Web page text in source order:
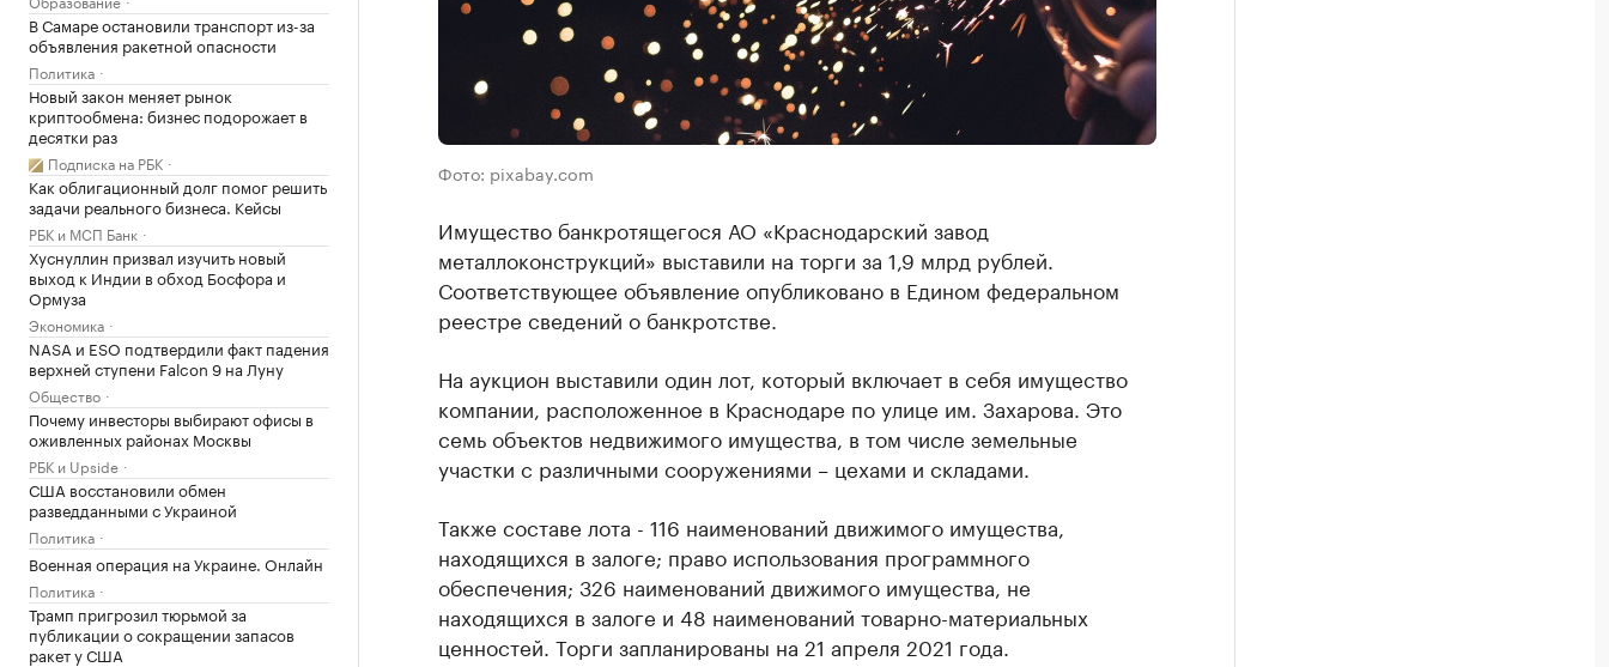
В Самаре остановили транспорт из-за
объявления ракетной опасности
Политика
Новый закон меняет рынок
криптообмена: бизнес подорожает в
десятки раз
Подписка на РБК
Как облигационный долг помог решить
задачи реального бизнеса. Кейсы
РБК и МСП Банк
Хуснуллин призвал изучить новый
выход к Индии в обход Босфора и
Ормуза
Экономика
NASA и ESO подтвердили факт падения
верхней ступени Falcon 9 на Луну
Общество
Почему инвесторы выбирают офисы в
оживленных районах Москвы
РБК и Upside
США восстановили обмен
разведданными с Украиной
Политика
Военная операция на Украине. Онлайн
Политика
Трамп пригрозил тюрьмой за
публикации о сокращении запасов
ракет у США
Фото: pixabay.com
Имущество банкротящегося АО «Краснодарский завод
металлоконструкций» выставили на торги за 1,9 млрд рублей.
Соответствующее объявление опубликовано в Едином федеральном
реестре сведений о банкротстве.
На аукцион выставили один лот, который включает в себя имущество
компании, расположенное в Краснодаре по улице им. Захарова. Это
семь объектов недвижимого имущества, в том числе земельные
участки с различными сооружениями – цехами и складами.
Также составе лота - 116 наименований движимого имущества,
находящихся в залоге; право использования программного
обеспечения; 326 наименований движимого имущества, не
находящихся в залоге и 48 наименований товарно-материальных
ценностей. Торги запланированы на 21 апреля 2021 года.